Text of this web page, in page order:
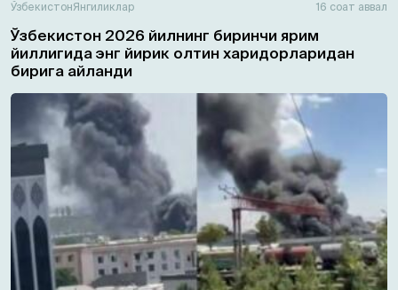
ЎзбекистонЯнгиликлар 16 соат аввал
Ўзбекистон 2026 йилнинг биринчи ярим
йиллигида энг йирик олтин харидорларидан
бирига айланди